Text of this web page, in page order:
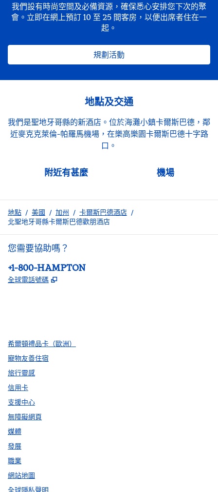
我們設有時尚空間及必備資源，確保悉心安排您下次的聚
會。立即在網上預訂 10 至 25 間客房，以便出席者住在一
起。
規劃活動
地點及交通
我們是聖地牙哥縣的新酒店。位於海灘小鎮卡爾斯巴德，鄰
近麥克克萊倫-帕羅馬機場，在樂高樂園卡爾斯巴德十字路
口。
附近有甚麼 機場
地點 / 美國 / 加州 / 卡爾斯巴德酒店 /
北聖地牙哥縣卡爾斯巴德歡朋酒店
您需要協助嗎？
電話：
+1-800-HAMPTON
全球電話號碼 ,
希爾頓禮品卡（歐洲）
寵物友善住宿
旅行靈感
信用卡
支援中心
無障礙網頁
媒體
發展
職業
網站地圖
全球隱私聲明